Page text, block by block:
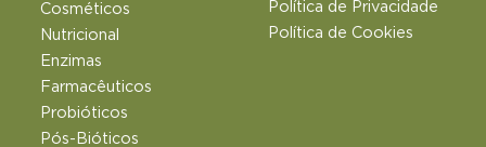
Cosméticos
Nutricional
Enzimas
Farmacêuticos
Probióticos
Pós-Bióticos
Política de Privacidade
Política de Cookies